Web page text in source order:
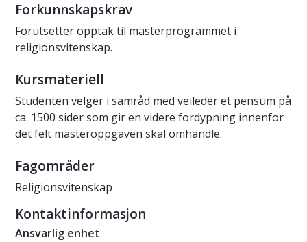
Forkunnskapskrav
Forutsetter opptak til masterprogrammet i
religionsvitenskap.
Kursmateriell
Studenten velger i samråd med veileder et pensum på
ca. 1500 sider som gir en videre fordypning innenfor
det felt masteroppgaven skal omhandle.
Fagområder
Religionsvitenskap
Kontaktinformasjon
Ansvarlig enhet